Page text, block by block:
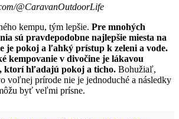
@CaravanOutdoorLife
kempu, tým lepšie. Pre mnohých
sú pravdepodobne najlepšie miesta na
je pokoj a ľahký prístup k zeleni a vode.
kempovanie v divočine je lákavou
ktorí hľadajú pokoj a ticho. Bohužiaľ,
voľnej prírode nie je jednoduché a následky
byť veľmi prísne.